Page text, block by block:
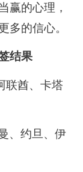
赢的心理，
多的信心。
结果
酋、卡塔
、约旦、伊